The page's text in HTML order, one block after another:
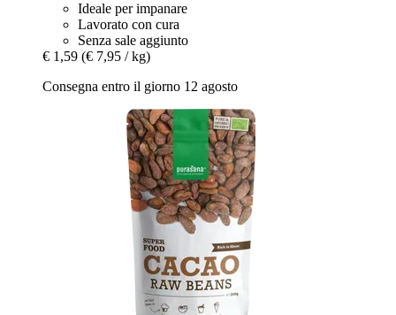
Ideale per impanare
Lavorato con cura
Senza sale aggiunto
€ 1,59 (€ 7,95 / kg)
Consegna entro il giorno 12 agosto